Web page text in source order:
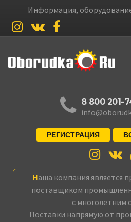
Информация,
8 800 201-
РЕГИСТРАЦИЯ
Наша компания является профессиональным
поставщиком
с многолетним
Поставки напрямую от